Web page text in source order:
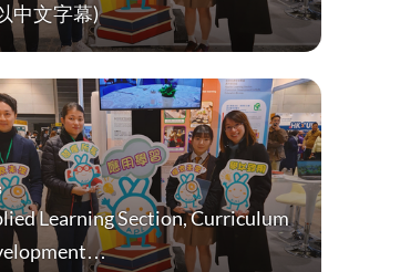
中文字幕)
Learning Section, Curriculum